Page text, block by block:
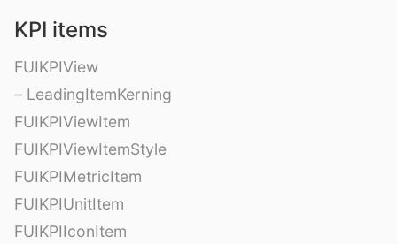
KPI items
FUIKPIView
– LeadingItemKerning
FUIKPIViewItem
FUIKPIViewItemStyle
FUIKPIMetricItem
FUIKPIUnitItem
FUIKPIIconItem